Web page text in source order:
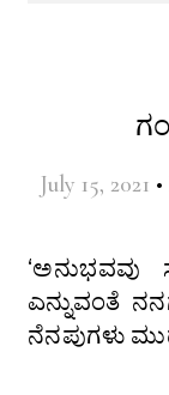
July 15, 2021 •
‘ಅನುಭವವು ಸವಿಯಲ್ಲ ಅದರ ನೆನಪೇ ಸವಿಯು’
ಎನ್ನುವಂತೆ
ನೆನಪುಗಳು